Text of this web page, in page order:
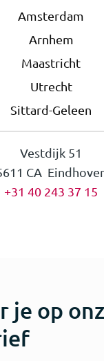
Amsterdam
Arnhem
Maastricht
Utrecht
Sittard-Geleen
Vestdijk 51
CA
+31 40 243 37 15
je op